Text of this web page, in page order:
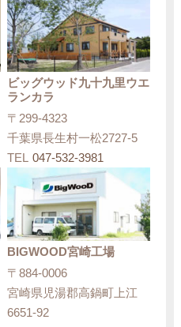
ビッグウッド九十九里ウエ
ランカラ
〒299-4323
千葉県長生村一松2727-5
TEL 047-532-3981
BIGWOOD宮崎工場
〒884-0006
宮崎県児湯郡高鍋町上江
6651-92